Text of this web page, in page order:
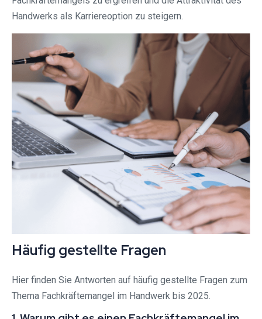
Handwerks als Karriereoption zu steigern.
Häufig gestellte Fragen
Hier finden Sie Antworten auf häufig gestellte Fragen zum
Thema Fachkräftemangel im Handwerk bis 2025.